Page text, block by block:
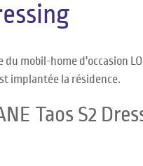
mobil-home d'occasion
implantée la résidence.
Taos S2